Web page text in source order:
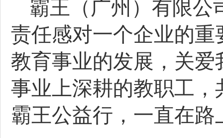
霸王（广州）有限公
责任感对一个企业的
教育事业的发展，关
事业上深耕的教职工
霸王公益行，一直在路